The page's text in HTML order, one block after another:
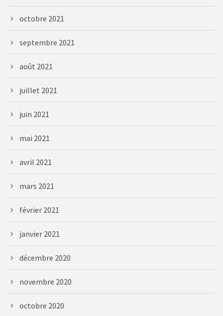
octobre 2021
septembre 2021
août 2021
juillet 2021
juin 2021
mai 2021
avril 2021
mars 2021
février 2021
janvier 2021
décembre 2020
novembre 2020
octobre 2020